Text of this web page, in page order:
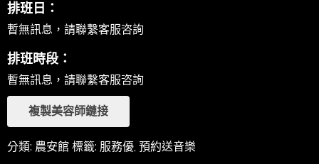
排班日：
暫無訊息，請聯繫客服咨詢
排班時段：
暫無訊息，請聯繫客服咨詢
複製美容師鏈接
分類: 農安館 標籤: 服務優, 預約送音樂